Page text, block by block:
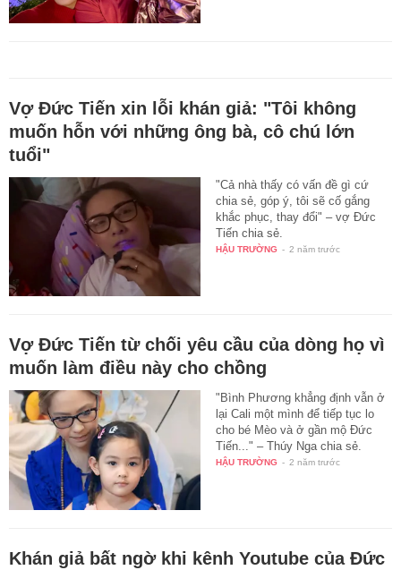
Vợ Đức Tiến xin lỗi khán giả: "Tôi không
muốn hỗn với những ông bà, cô chú lớn
tuổi"
"Cả nhà thấy có vấn đề gì cứ
chia sẻ, góp ý, tôi sẽ cố gắng
khắc phục, thay đổi" – vợ Đức
Tiến chia sẻ.
HẬU TRƯỜNG - 2 năm trước
Vợ Đức Tiến từ chối yêu cầu của dòng họ vì
muốn làm điều này cho chồng
"Bình Phương khẳng định vẫn ở
lại Cali một mình để tiếp tục lo
cho bé Mèo và ở gần mộ Đức
Tiến..." – Thúy Nga chia sẻ.
HẬU TRƯỜNG - 2 năm trước
Khán giả bất ngờ khi kênh Youtube của Đức